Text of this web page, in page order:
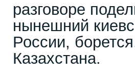
разговоре
нынешний
России,
Казахстана.